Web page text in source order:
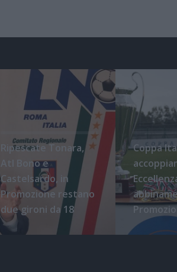
Ripescate Tonara,
Atl Bono e
Castelsardo, in
Promozione restano
due gironi da 18
Coppa